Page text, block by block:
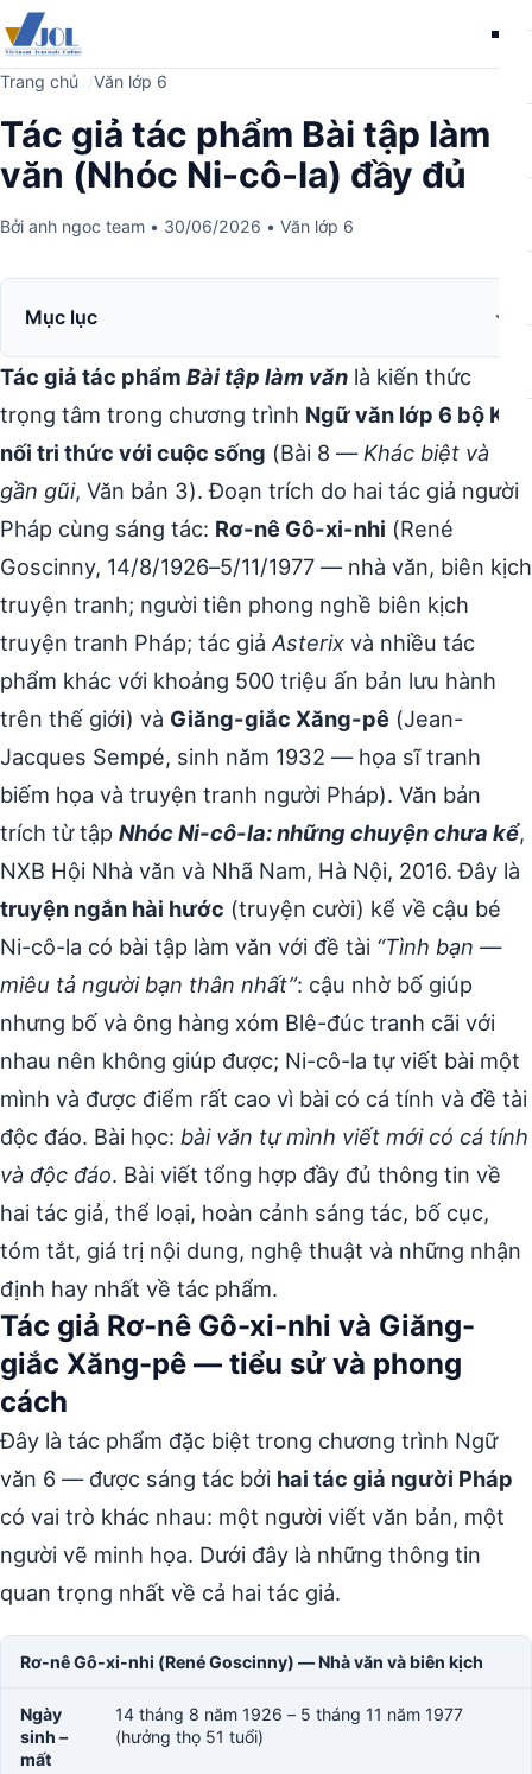
Trang chủ Văn lớp 6
Tác giả tác phẩm Bài tập làm
văn (Nhóc Ni-cô-la) đầy đủ
Bởi anh ngoc team • 30/06/2026 • Văn lớp 6
Mục lục
Tác giả tác phẩm Bài tập làm văn là kiến thức
trọng tâm trong chương trình Ngữ văn lớp 6 bộ Kết
nối tri thức với cuộc sống (Bài 8 — Khác biệt và
gần gũi, Văn bản 3). Đoạn trích do hai tác giả người
Pháp cùng sáng tác: Rơ-nê Gô-xi-nhi (René
Goscinny, 14/8/1926–5/11/1977 — nhà văn, biên kịch
truyện tranh; người tiên phong nghề biên kịch
truyện tranh Pháp; tác giả Asterix và nhiều tác
phẩm khác với khoảng 500 triệu ấn bản lưu hành
trên thế giới) và Giăng-giắc Xăng-pê (Jean-
Jacques Sempé, sinh năm 1932 — họa sĩ tranh
biếm họa và truyện tranh người Pháp). Văn bản
trích từ tập Nhóc Ni-cô-la: những chuyện chưa kể,
NXB Hội Nhà văn và Nhã Nam, Hà Nội, 2016. Đây là
truyện ngắn hài hước (truyện cười) kể về cậu bé
Ni-cô-la có bài tập làm văn với đề tài “Tình bạn —
miêu tả người bạn thân nhất”: cậu nhờ bố giúp
nhưng bố và ông hàng xóm Blê-đúc tranh cãi với
nhau nên không giúp được; Ni-cô-la tự viết bài một
mình và được điểm rất cao vì bài có cá tính và đề tài
độc đáo. Bài học: bài văn tự mình viết mới có cá tính
và độc đáo. Bài viết tổng hợp đầy đủ thông tin về
hai tác giả, thể loại, hoàn cảnh sáng tác, bố cục,
tóm tắt, giá trị nội dung, nghệ thuật và những nhận
định hay nhất về tác phẩm.
Tác giả Rơ-nê Gô-xi-nhi và Giăng-
giắc Xăng-pê — tiểu sử và phong
cách
Đây là tác phẩm đặc biệt trong chương trình Ngữ
văn 6 — được sáng tác bởi hai tác giả người Pháp
có vai trò khác nhau: một người viết văn bản, một
người vẽ minh họa. Dưới đây là những thông tin
quan trọng nhất về cả hai tác giả.
Rơ-nê Gô-xi-nhi (René Goscinny) — Nhà văn và biên kịch
Ngày
sinh –
mất
14 tháng 8 năm 1926 – 5 tháng 11 năm 1977
(hưởng thọ 51 tuổi)